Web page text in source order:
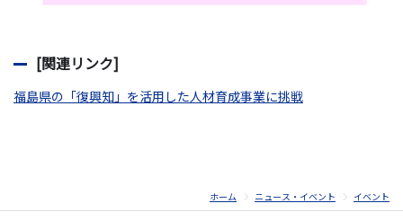
[関連リンク]
福島県の「復興知」を活用した人材育成事業に挑戦
ホーム ニュース・イベント イベント